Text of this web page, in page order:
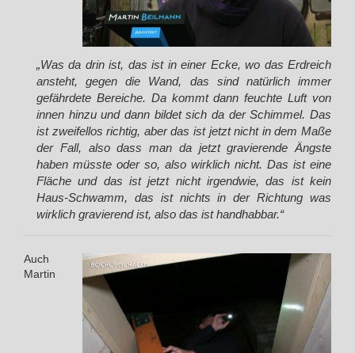
„Was da drin ist, das ist in einer Ecke, wo das Erdreich
ansteht, gegen die Wand, das sind natürlich immer
gefährdete Bereiche. Da kommt dann feuchte Luft von
innen hinzu und dann bildet sich da der Schimmel. Das
ist zweifellos richtig, aber das ist jetzt nicht in dem Maße
der Fall, also dass man da jetzt gravierende Ängste
haben müsste oder so, also wirklich nicht. Das ist eine
Fläche und das ist jetzt nicht irgendwie, das ist kein
Haus-Schwamm, das ist nichts in der Richtung was
wirklich gravierend ist, also das ist handhabbar.“
Auch
Martin